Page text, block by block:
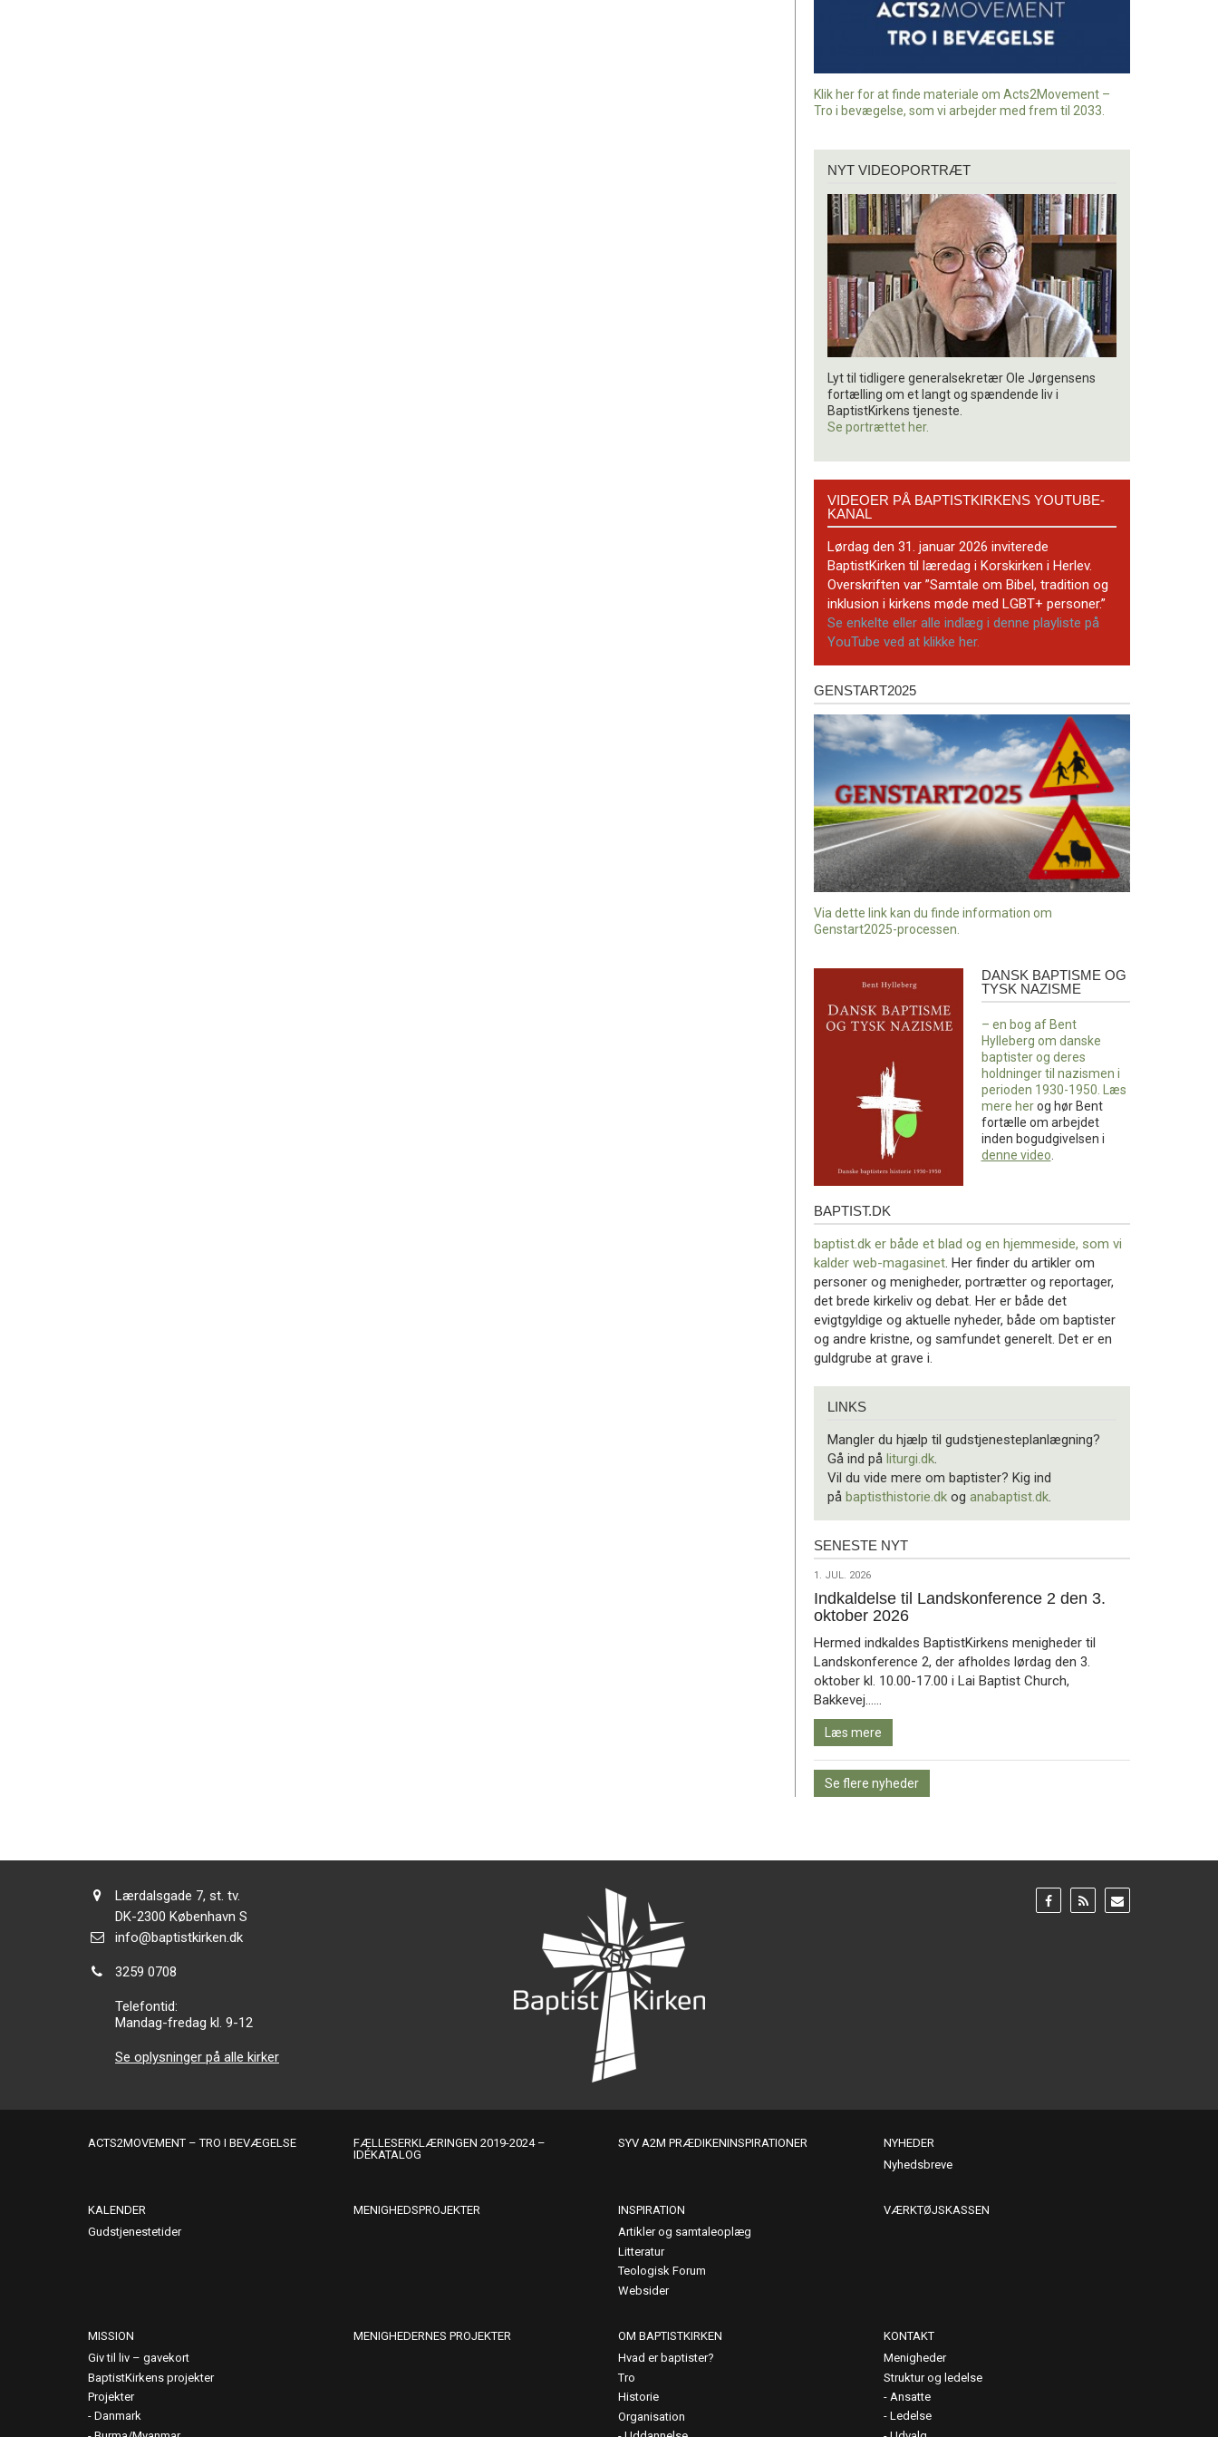
Klik her for at finde materiale om Acts2Movement –
Tro i bevægelse, som vi arbejder med frem til 2033.
videoportræt
NYT VIDEOPORTRÆT
Lyt til tidligere generalsekretær Ole Jørgensens
fortælling om et langt og spændende liv i
BaptistKirkens tjeneste.
Se portrættet her.
BaptistKirkens
YouTube-
kanal
VIDEOER PÅ BAPTISTKIRKENS YOUTUBE-
KANAL
Lørdag den 31. januar 2026 inviterede
BaptistKirken til læredag i Korskirken i Herlev.
Overskriften var ”Samtale om Bibel, tradition og
inklusion i kirkens møde med LGBT+ personer.”
Se enkelte eller alle indlæg i denne playliste på
YouTube ved at klikke her.
Genstart2025
GENSTART2025
Via dette link kan du finde information om
Genstart2025-processen.
tysk
DANSK BAPTISME OG
TYSK NAZISME
– en bog af Bent
Hylleberg om danske
baptister og deres
holdninger til nazismen i
perioden 1930-1950. Læs
mere herog hør Bent
fortælle om arbejdet
inden bogudgivelsen i
denne video.
baptist.dk
BAPTIST.DK
baptist.dk er både et blad og en hjemmeside, som vi
kalder web-magasinet . Her finder du artikler om
personer og menigheder, portrætter og reportager,
det brede kirkeliv og debat. Her er både det
evigtgyldige og aktuelle nyheder, både om baptister
og andre kristne, og samfundet generelt. Det er en
guldgrube at grave i.
LINKS
Mangler du hjælp til gudstjenesteplanlægning?
Gå ind på liturgi.dk
Vil du vide mere om baptister? Kig ind
på baptisthistorie.dk og anabaptist.dk
Seneste
SENESTE NYT
1.
jul.
2026
1. JUL. 2026
Indkaldelse til Landskonference 2 den 3.
oktober 2026
Hermed indkaldes BaptistKirkens menigheder til
Landskonference 2, der afholdes lørdag den 3.
oktober kl. 10.00-17.00 i Lai Baptist Church,
Bakkevej……
mere
Læs mere
Se flere nyheder
Adresse:
Lærdalsgade 7, st. tv.
Adresse:
DK-2300 København S
Send
info@baptistkirken.dk
Tlf.:
3259 0708
Telefontid:
Mandag-fredag kl. 9-12
Se oplysninger på alle kirker
Gå
til:
Gå
til:
Gå
til:
ACTS2MOVEMENT – TRO I BEVÆGELSE
FÆLLESERKLÆRINGEN 2019-2024 –
IDÉKATALOG
SYV A2M PRÆDIKENINSPIRATIONER
NYHEDER
Nyhedsbreve
KALENDER
Gudstjenestetider
MENIGHEDSPROJEKTER
INSPIRATION
Artikler og samtaleoplæg
Litteratur
Teologisk Forum
Websider
VÆRKTØJSKASSEN
MISSION
Giv til liv – gavekort
BaptistKirkens projekter
Projekter
Danmark
MENIGHEDERNES PROJEKTER
OM BAPTISTKIRKEN
Hvad er baptister?
Tro
Historie
Organisation
KONTAKT
Menigheder
Struktur og ledelse
Ansatte
Ledelse